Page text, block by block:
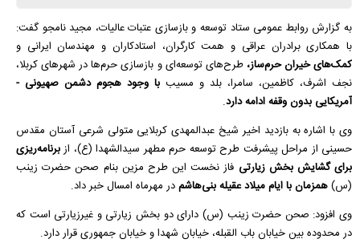
به گزارش روابط عمومی ستاد توسعه و بازسازی عتبات عالیات، مجید نامجو گفت:
با همکاری برادران عراقی و همت کارگران، استادکاران و مهندسان ایرانی و
کمک‌های خیران حرم‌ساز، طرح‌های توسعه‌ای و بازسازی حرم‌ها در شهر‌های کربلا،
نجف اشرف، کاظمین، سامرا، بلد و مسیب با وجود هجوم دشمن صهیونی -
آمریکایی بدون وقفه ادامه دارد.
وی با اشاره به بازدید اخیر شیخ عبدالمهدی کربلایی متولی شرعی آستان مقدس
حسینی از مراحل پیشرفت طرح توسعه حرم مطهر سیدالشهدا (ع)، ازبرنامه‌ریزی
برای گشایش بخش زیارتی فاز نخست این طرح مزین بنام صحن حضرت زینب
(س)همزمان با ایام میلاد عقیله بنی‌هاشمدر مهرماه امسال خبر داد.
وی افزود: صحن حضرت زینب (س) دارای دو بخش زیارتی و غیرزیارتی است که
در محدوده بین خیابان باب القبله، خیابان شهدا و خیابان جمهوری قرار دارد.